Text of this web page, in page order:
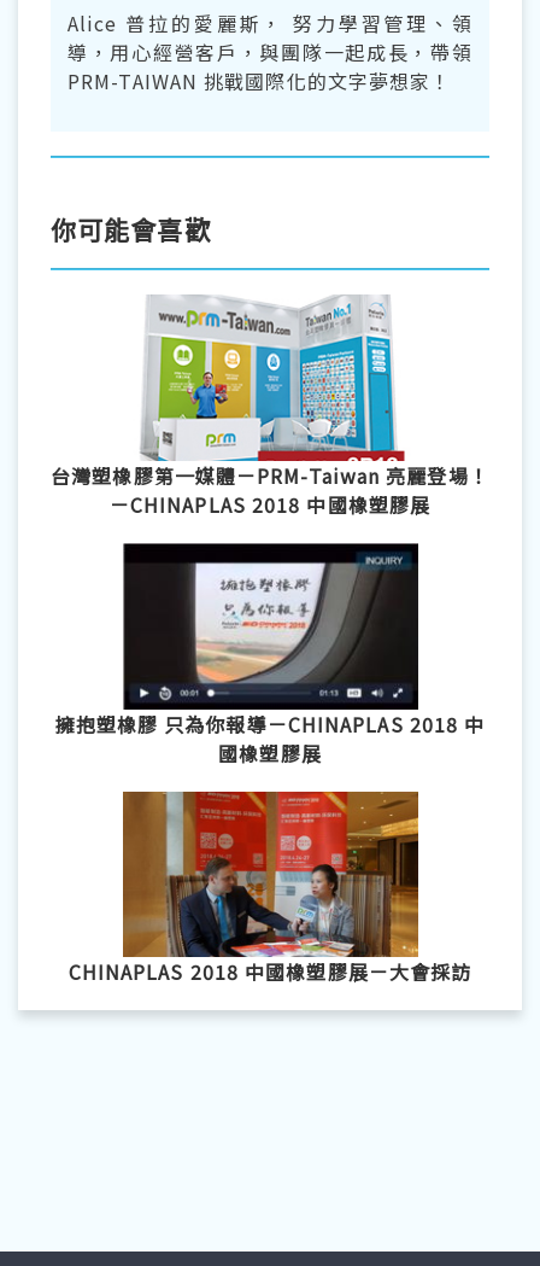
Alice 普拉的愛麗斯， 努力學習管理、領
導，用心經營客戶，與團隊一起成長，帶領
PRM-TAIWAN 挑戰國際化的文字夢想家！
你可能會喜歡
台灣塑橡膠第一媒體－PRM-Taiwan 亮麗登場！
－CHINAPLAS 2018 中國橡塑膠展
擁抱塑橡膠 只為你報導－CHINAPLAS 2018 中
國橡塑膠展
CHINAPLAS 2018 中國橡塑膠展－大會採訪